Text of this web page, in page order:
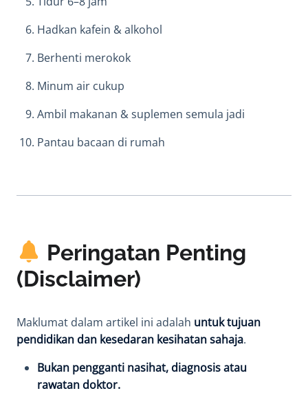
Hadkan kafein & alkohol
Berhenti merokok
Minum air cukup
Ambil makanan & suplemen semula jadi
Pantau bacaan di rumah
Peringatan Penting
(Disclaimer)
Maklumat dalam artikel ini adalah untuk tujuan
pendidikan dan kesedaran kesihatan sahaja.
Bukan pengganti nasihat, diagnosis atau
rawatan doktor.